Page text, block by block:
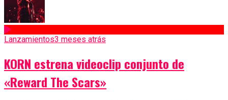
Lanzamientos3 meses atrás
KORN estrena videoclip conjunto de
«Reward The Scars»